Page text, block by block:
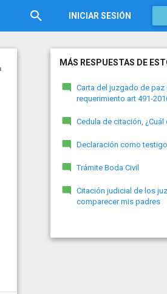
INICIAR SESIÓN
MÁS RESPUESTAS DE
Carta del juzgado de paz
requerimiento art 491-
Cedula de citación, ¿Cuál
Declaración como testigo
Trámite Boda Civil
Citación judicial de los
comparecer mis padres